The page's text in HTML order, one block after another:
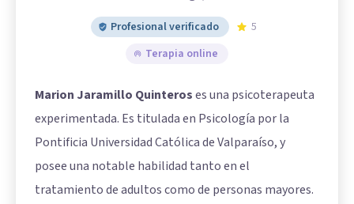
Profesional verificado
5
Terapia online
Marion Jaramillo Quinteroses una psicoterapeuta
experimentada. Es titulada en Psicología por la
Pontificia Universidad Católica de Valparaíso, y
posee una notable habilidad tanto en el
tratamiento de adultos como de personas mayores.